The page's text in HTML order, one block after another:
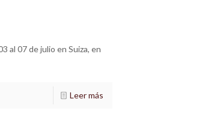
al 07 de julio en Suiza, en
Leer más